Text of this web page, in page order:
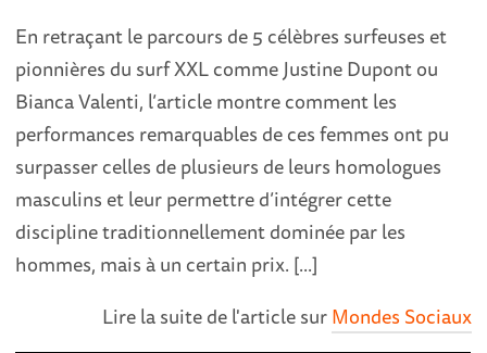
En retraçant le parcours de 5 célèbres surfeuses et
pionnières du surf XXL comme Justine Dupont ou
Bianca Valenti, l’article montre comment les
performances remarquables de ces femmes ont pu
surpasser celles de plusieurs de leurs homologues
masculins et leur permettre d’intégrer cette
discipline traditionnellement dominée par les
hommes, mais à un certain prix. [...]
Lire la suite de l'article surMondes Sociaux